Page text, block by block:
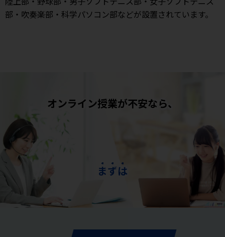
部・吹奏楽部・科学パソコン部などが設置されています。
オンライン授業が不安なら、
まず は